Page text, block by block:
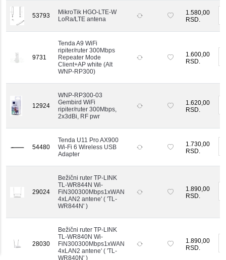
53793
MikroTik HGO-LTE-W
LoRa/LTE antena
1.580,00
RSD.
9731
Tenda A9 WiFi
ripiter/ruter 300Mbps
Repeater Mode
Client+AP white (Alt
WNP-RP300)
1.600,00
RSD.
12924
WNP-RP300-03
Gembird WiFi
ripiter/ruter 300Mbps,
2x3dBi, RF pwr
1.620,00
RSD.
54480
Tenda U11 Pro AX900
Wi-Fi 6 Wireless USB
Adapter
1.730,00
RSD.
29024
Bežični ruter TP-LINK
TL-WR844N Wi-
FiN300300Mbps1xWAN
4xLAN2 antene' ( 'TL-
WR844N' )
1.890,00
RSD.
28030
Bežični ruter TP-LINK
TL-WR840N Wi-
FiN300300Mbps1xWAN
4xLAN2 antene' ( 'TL-
WR840N' )
1.890,00
RSD.